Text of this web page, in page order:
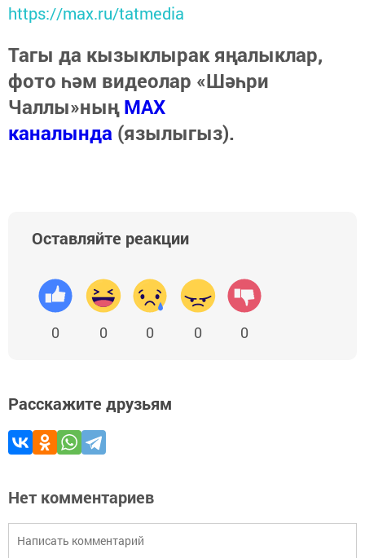
https://max.ru/tatmedia
Тагы да кызыклырак яңалыклар,
фото һәм видеолар «Шәһри
Чаллы»ныңMAX
каналында (язылыгыз).
Оставляйте реакции
0 0 0 0 0
Расскажите друзьям
Нет комментариев